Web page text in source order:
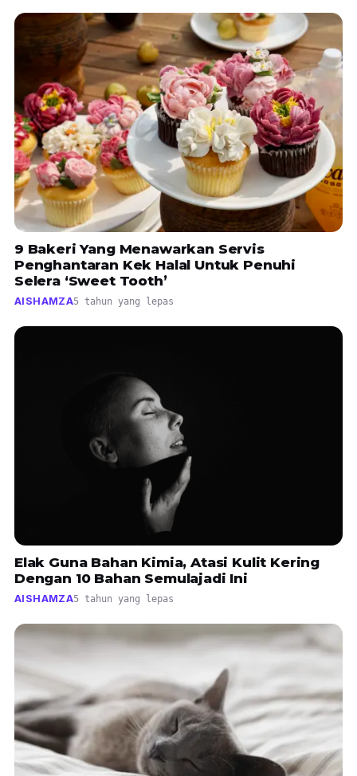
9 Bakeri Yang Menawarkan Servis
Penghantaran Kek Halal Untuk Penuhi
Selera ‘Sweet Tooth’
AISHAMZA5 tahun yang lepas
Elak Guna Bahan Kimia, Atasi Kulit Kering
Dengan 10 Bahan Semulajadi Ini
AISHAMZA5 tahun yang lepas